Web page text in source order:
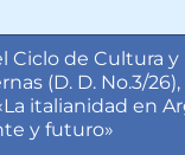
Ciclo de Cultura
(D. D. No.3/26),
italianidad en
y futuro»